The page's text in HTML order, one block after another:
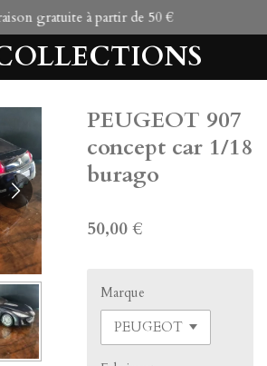
gratuite à partir de 50 €
PEUGEOT 907
concept car 1/18
burago
50,00 €
Marque